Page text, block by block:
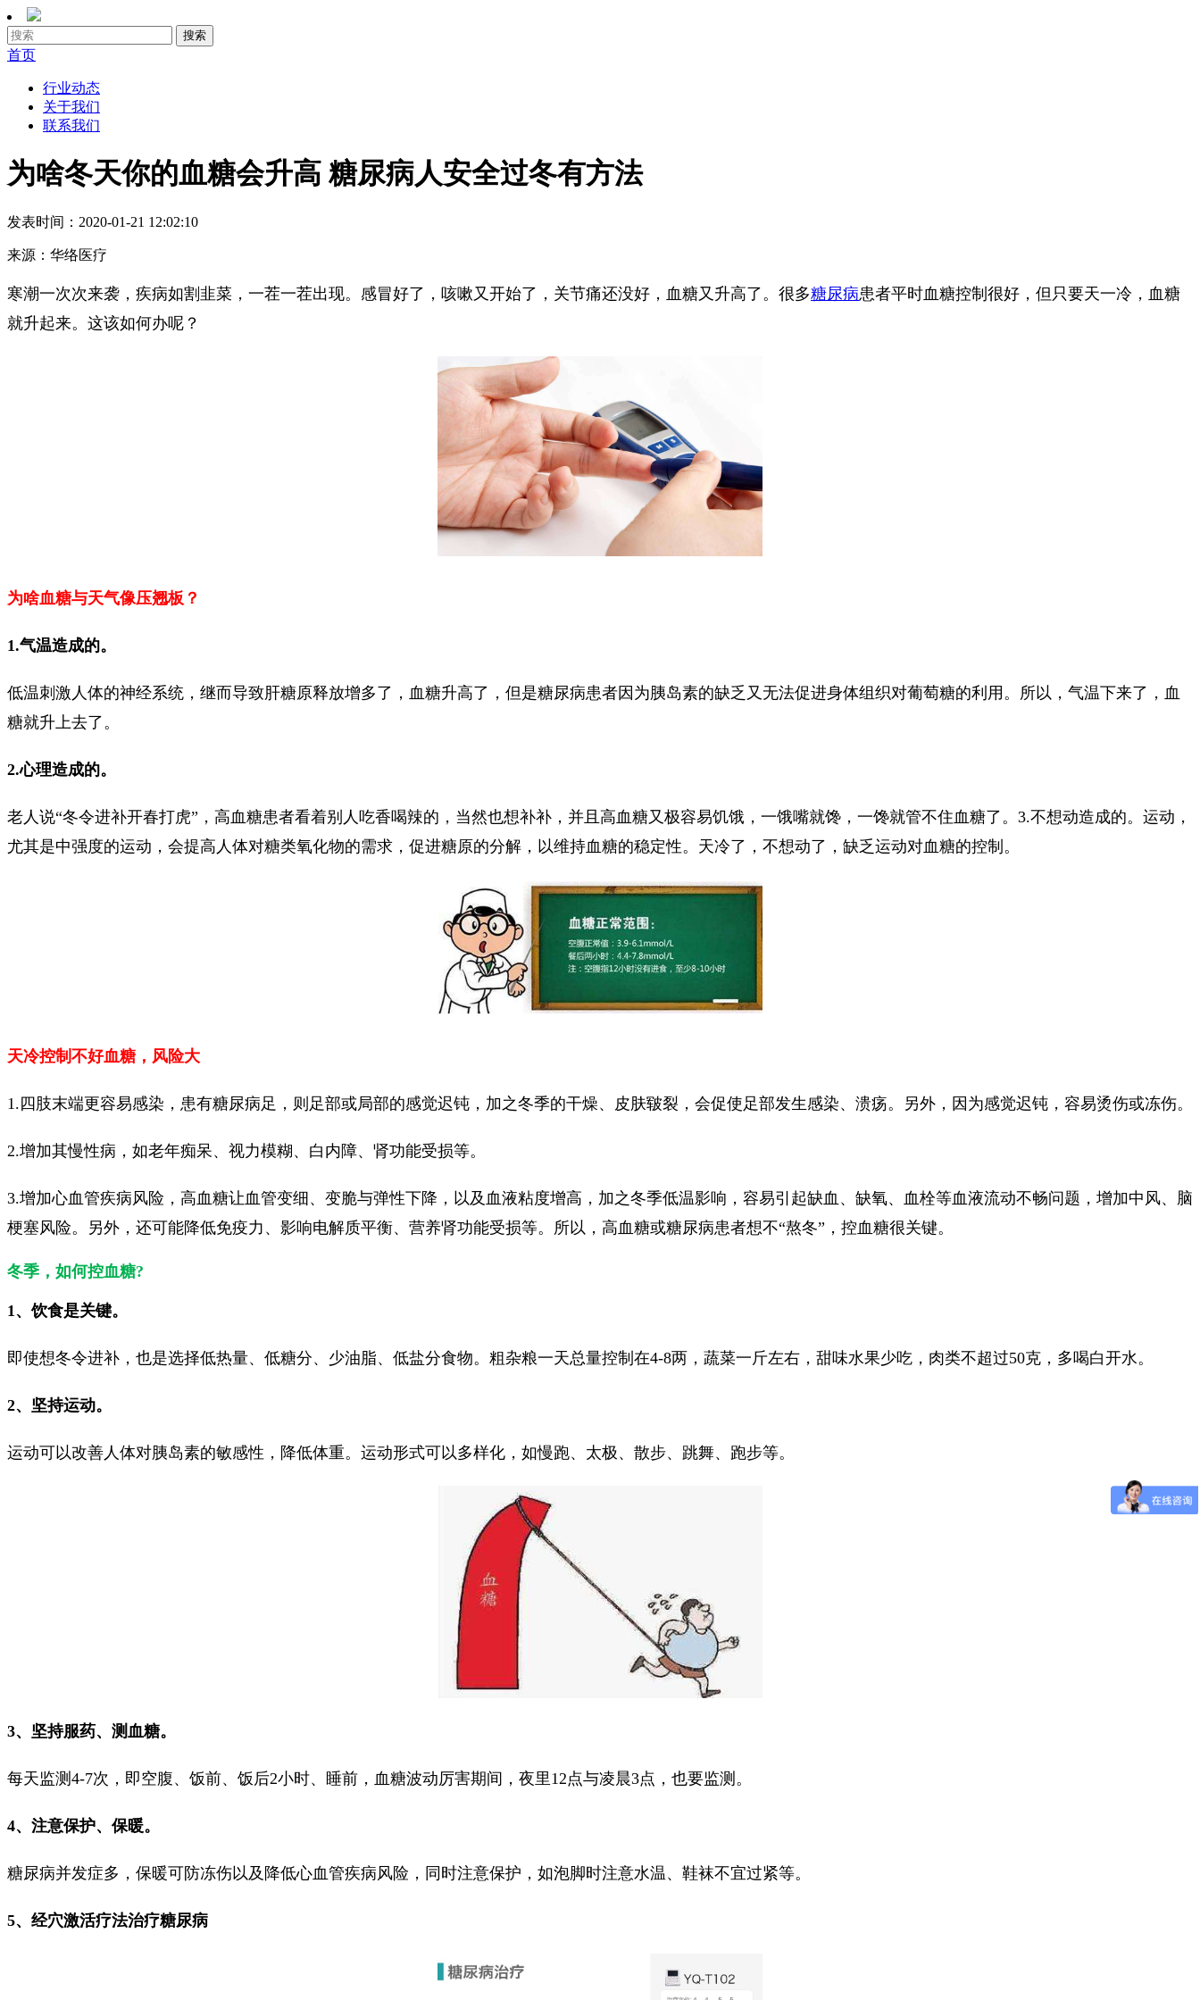
首页
行业动态
关于我们
联系我们
为啥冬天你的血糖会升高 糖尿病人安全过冬有方法
发表时间： 2020-01-21 12:02:10
来源： 华络医疗
寒潮一次次来袭，疾病如割韭菜，一茬一茬出现。感冒好了，咳嗽又开始了，关节痛还没好，血糖又升高了。很多糖尿病​患者平时血糖控制很好，但只要天一冷，血糖
就升起来。这该如何办呢？
为啥血糖与天气像压翘板？
1.气温造成的。
低温刺激人体的神经系统，继而导致肝糖原释放增多了，血糖升高了，但是糖尿病患者因为胰岛素的缺乏又无法促进身体组织对葡萄糖的利用。所以，气温下来了，血
糖就升上去了。
2.心理造成的。
老人说“冬令进补开春打虎”，高血糖患者看着别人吃香喝辣的，当然也想补补，并且高血糖又极容易饥饿，一饿嘴就馋，一馋就管不住血糖了。3.不想动造成的。运动，
尤其是中强度的运动，会提高人体对糖类氧化物的需求，促进糖原的分解，以维持血糖的稳定性。天冷了，不想动了，缺乏运动对血糖的控制。
天冷控制不好血糖，风险大
1.四肢末端更容易感染，患有糖尿病足，则足部或局部的感觉迟钝，加之冬季的干燥、皮肤皲裂，会促使足部发生感染、溃疡。另外，因为感觉迟钝，容易烫伤或冻伤。
2.增加其慢性病，如老年痴呆、视力模糊、白内障、肾功能受损等。
3.增加心血管疾病风险，高血糖让血管变细、变脆与弹性下降，以及血液粘度增高，加之冬季低温影响，容易引起缺血、缺氧、血栓等血液流动不畅问题，增加中风、脑
梗塞风险。另外，还可能降低免疫力、影响电解质平衡、营养肾功能受损等。所以，高血糖或糖尿病患者想不“熬冬”，控血糖很关键。
冬季，如何控血糖?
1、饮食是关键。
即使想冬令进补，也是选择低热量、低糖分、少油脂、低盐分食物。粗杂粮一天总量控制在4-8两，蔬菜一斤左右，甜味水果少吃，肉类不超过50克，多喝白开水。
2、坚持运动。
运动可以改善人体对胰岛素的敏感性，降低体重。运动形式可以多样化，如慢跑、太极、散步、跳舞、跑步等。
3、坚持服药、测血糖。
每天监测4-7次，即空腹、饭前、饭后2小时、睡前，血糖波动厉害期间，夜里12点与凌晨3点，也要监测。
4、注意保护、保暖。
糖尿病并发症多，保暖可防冻伤以及降低心血管疾病风险，同时注意保护，如泡脚时注意水温、鞋袜不宜过紧等。
5、 经穴激活疗法治疗糖尿病